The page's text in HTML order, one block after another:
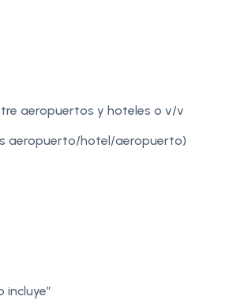
aeropuertos y hoteles o v/v
aeropuerto/hotel/aeropuerto)
incluye”